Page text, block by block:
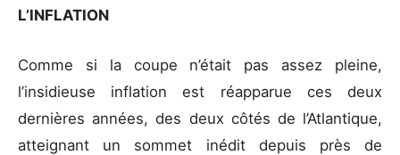
L’INFLATION
Comme si la coupe n’était pas assez pleine,
l’insidieuse inflation est réapparue ces deux
dernières années, des deux côtés de l’Atlantique,
atteignant un sommet inédit depuis près de